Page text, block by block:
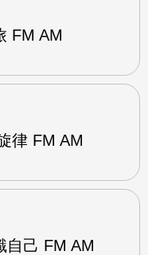
FM AM
律 FM AM
自己 FM AM